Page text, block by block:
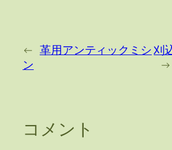
← 革用アンティックミシ
ン
刈
→
コメント